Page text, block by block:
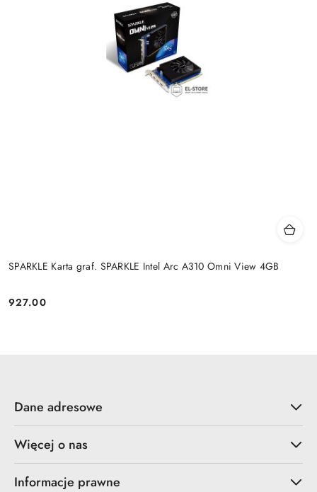
SPARKLE Karta graf. SPARKLE Intel Arc A310 Omni View 4GB
Cena:
927.00
Dane adresowe
Więcej o nas
Informacje prawne